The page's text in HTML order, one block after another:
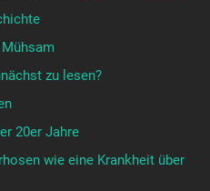
zu lesen?
20er Jahre
wie eine Krankheit über